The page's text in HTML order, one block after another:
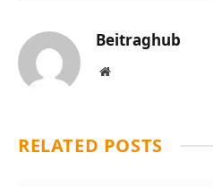
Beitraghub
Website
RELATED POSTS